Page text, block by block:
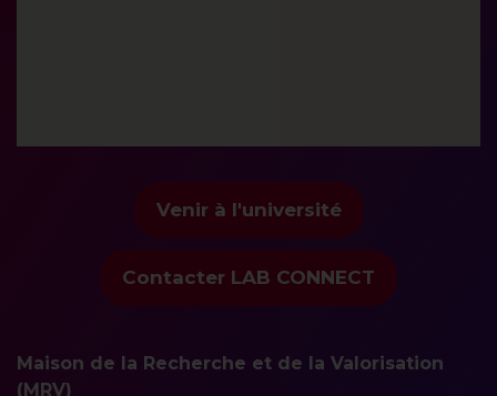
Venir à l'université
Contacter LAB CONNECT
Maison de la Recherche et de la Valorisation
(MRV)